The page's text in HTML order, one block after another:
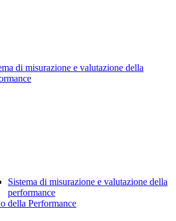
di misurazione e valutazione della
Sistema di misurazione e valutazione della
performance
della Performance